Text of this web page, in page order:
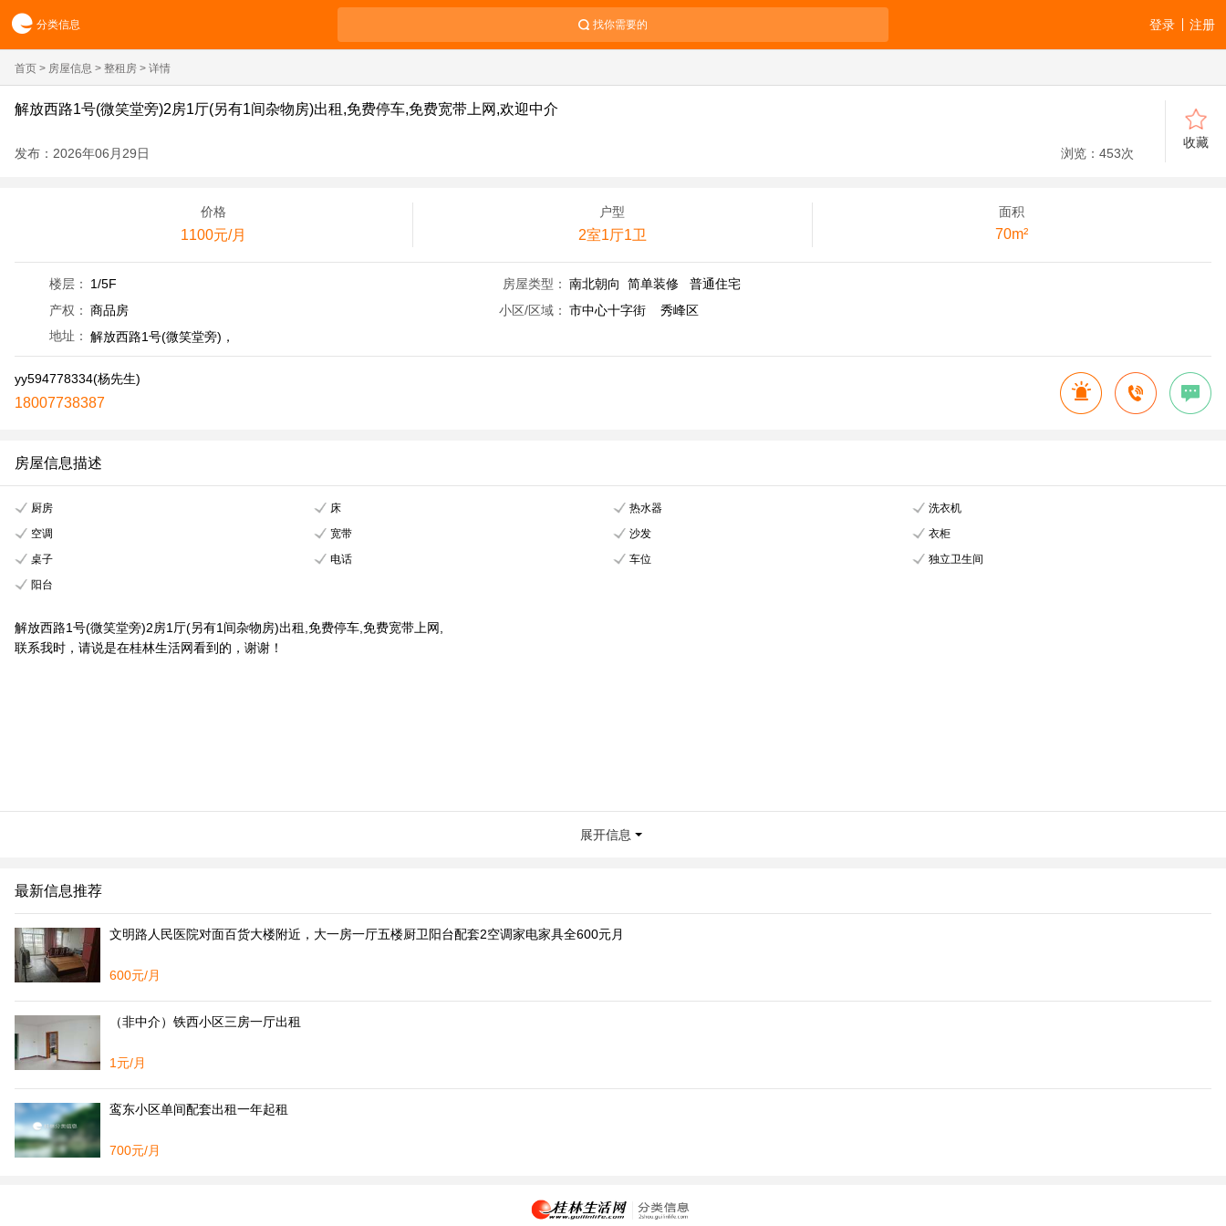
分类信息 找你需要的 注册
登录
首页 > 房屋信息 > 整租房 > 详情
解放西路1号(微笑堂旁)2房1厅(另有1间杂物房)出租,免费停车,免费宽带上网,欢迎中介
发布：2026年06月29日 浏览： 453次
收藏
价格
1100元/月
户型
2室1厅1卫
面积
70m²
楼层： 1/5F 房屋类型： 南北朝向 简单装修 普通住宅
产权： 商品房 小区/区域： 市中心十字街 秀峰区
地址： 解放西路1号(微笑堂旁)，
yy594778334(杨先生)
18007738387
房屋信息描述
厨房 床 热水器
洗衣机
空调
宽带 沙发
衣柜
桌子
电话 车位
独立卫生间
阳台
解放西路1号(微笑堂旁)2房1厅(另有1间杂物房)出租,免费停车,免费宽带上网,
联系我时，请说是在桂林生活网看到的，谢谢！
展开信息
最新信息推荐
文明路人民医院对面百货大楼附近，大一房一厅五楼厨卫阳台配套2空调家电家具全600元月
600元/月
（非中介）铁西小区三房一厅出租
1元/月
鸾东小区单间配套出租一年起租
700元/月